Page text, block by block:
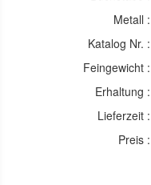
Metall :
Katalog Nr. :
Feingewicht :
Erhaltung :
Lieferzeit :
Preis :